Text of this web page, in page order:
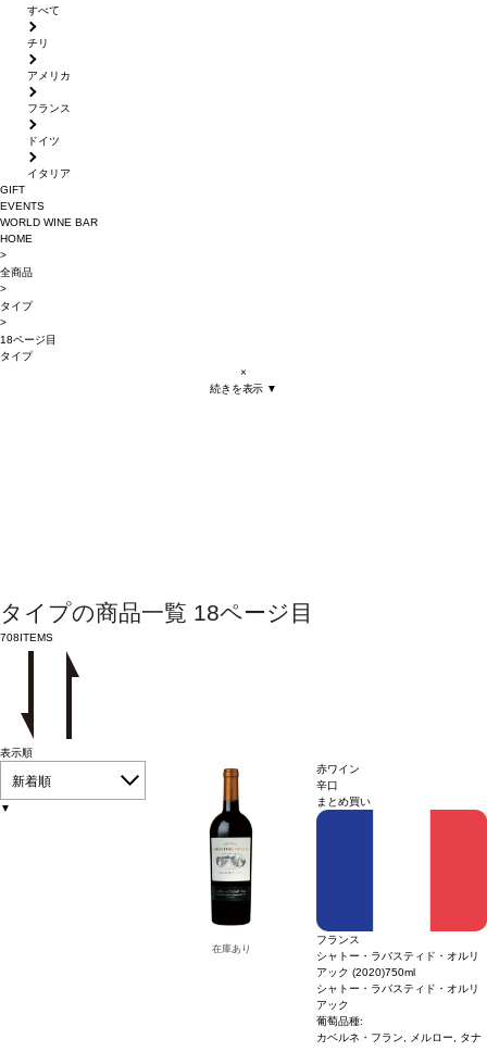
すべて
チリ
アメリカ
フランス
ドイツ
イタリア
GIFT
EVENTS
WORLD WINE BAR
HOME
>
全商品
>
タイプ
>
18ページ目
タイプ
×
続きを表示 ▼
タイプの商品一覧 18ページ目
708ITEMS
表示順
新着順
▼
在庫あり
赤ワイン
辛口
まとめ買い
フランス
シャトー・ラバスティド・オルリ
アック (2020)750ml
シャトー・ラバスティド・オルリ
アック
葡萄品種:
カベルネ・フラン, メルロー, タナ